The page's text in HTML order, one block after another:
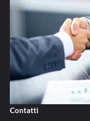
Contatti